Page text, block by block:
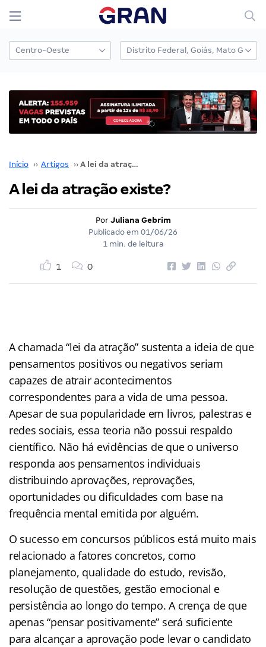
Início ›› Artigos ›› A lei da atração existe?
A lei da atração existe?
Por Juliana Gebrim
Publicado em 01/06/26
1 min. de leitura
1 0
A chamada “lei da atração” sustenta a ideia de que
pensamentos positivos ou negativos seriam
capazes de atrair acontecimentos
correspondentes para a vida de uma pessoa.
Apesar de sua popularidade em livros, palestras e
redes sociais, essa teoria não possui respaldo
científico. Não há evidências de que o universo
responda aos pensamentos individuais
distribuindo aprovações, reprovações,
oportunidades ou dificuldades com base na
frequência mental emitida por alguém.
O sucesso em concursos públicos está muito mais
relacionado a fatores concretos, como
planejamento, qualidade do estudo, revisão,
resolução de questões, gestão emocional e
persistência ao longo do tempo. A crença de que
apenas “pensar positivamente” será suficiente
para alcançar a aprovação pode levar o candidato